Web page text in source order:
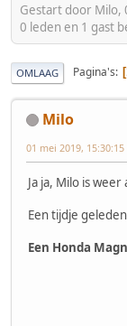
Gestart door Milo,
0 leden en 1 gast
OMLAAG Pagina's
Milo
01 mei 2019, 15:30:15
Ja ja, Milo is
Een tijdje
Een Honda